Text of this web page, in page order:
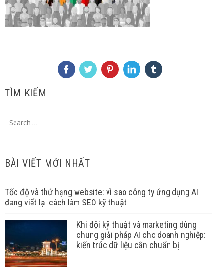
TÌM KIẾM
BÀI VIẾT MỚI NHẤT
Tốc độ và thứ hạng website: vì sao công ty ứng dụng AI
đang viết lại cách làm SEO kỹ thuật
Khi đội kỹ thuật và marketing dùng
chung giải pháp AI cho doanh nghiệp:
kiến trúc dữ liệu cần chuẩn bị